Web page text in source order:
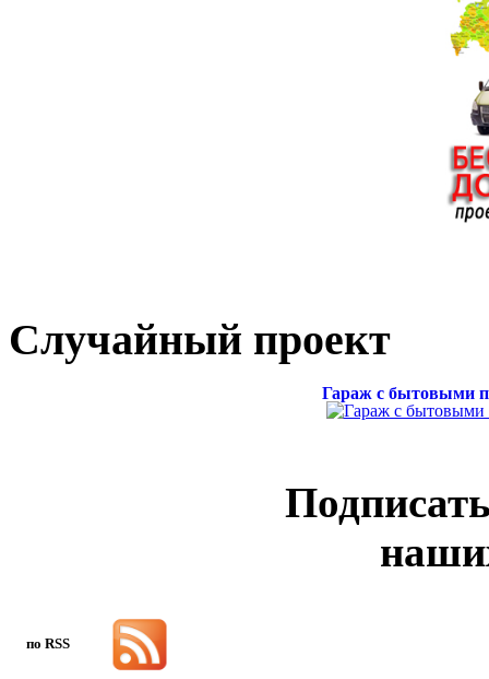
Случайный проект
Гараж с бытовыми
по RSS